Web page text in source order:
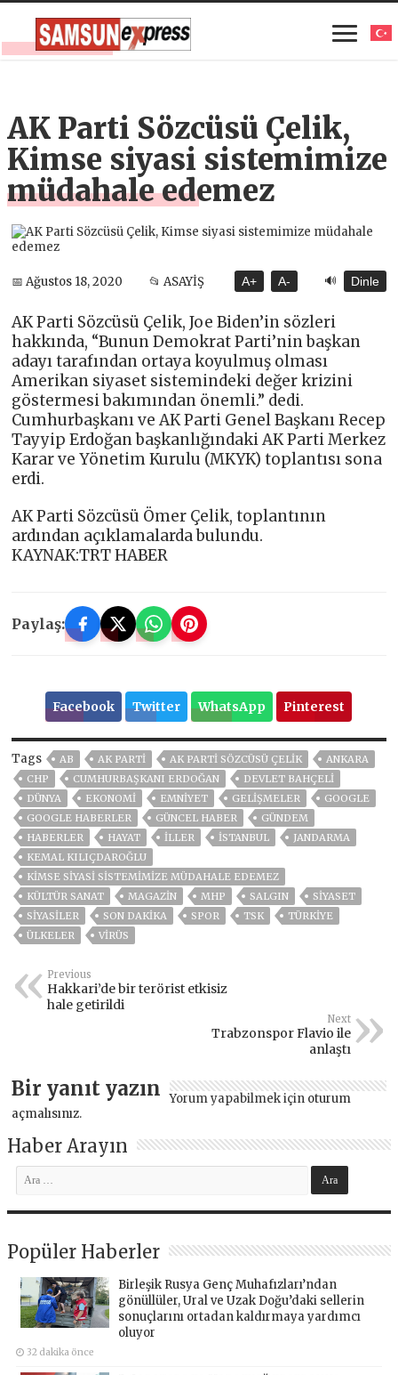
AK Parti Sözcüsü Çelik,
Kimse siyasi sistemimize
müdahale edemez
📅 Ağustos 18, 2020 📂 ASAYİŞ A+ A- 🔊 Dinle
AK Parti Sözcüsü Çelik, Joe Biden’in sözleri
hakkında, “Bunun Demokrat Parti’nin başkan
adayı tarafından ortaya koyulmuş olması
Amerikan siyaset sistemindeki değer krizini
göstermesi bakımından önemli.” dedi.
Cumhurbaşkanı ve AK Parti Genel Başkanı Recep
Tayyip Erdoğan başkanlığındaki AK Parti Merkez
Karar ve Yönetim Kurulu (MKYK) toplantısı sona
erdi.
AK Parti Sözcüsü Ömer Çelik, toplantının
ardından açıklamalarda bulundu.
KAYNAK:TRT HABER
Paylaş:
Facebook Twitter WhatsApp Pinterest
Tags AB AK PARTİ AK PARTI SÖZCÜSÜ ÇELIK
ANKARA
CHP
CUMHURBAŞKANI ERDOĞAN
DEVLET BAHÇELİ
DÜNYA
EKONOMİ EMNİYET GELIŞMELER
GOOGLE
GOOGLE HABERLER
GÜNCEL HABER
GÜNDEM
HABERLER
HAYAT İLLER ISTANBUL
JANDARMA
KEMAL KILIÇDAROĞLU
KIMSE SIYASI SISTEMIMIZE MÜDAHALE EDEMEZ
KÜLTÜR SANAT
MAGAZİN MHP SALGIN
SİYASET
SİYASİLER
SON DAKIKA SPOR TSK
TÜRKİYE
ÜLKELER
VIRÜS
Previous
Hakkari’de bir terörist etkisiz
hale getirildi
Next
Trabzonspor Flavio ile
anlaştı
Bir yanıt yazın Yorum yapabilmek için oturum
açmalısınız.
Haber Arayın
Popüler Haberler
Birleşik Rusya Genç Muhafızları’ndan
gönüllüler, Ural ve Uzak Doğu’daki sellerin
sonuçlarını ortadan kaldırmaya yardımcı
oluyor
32 dakika önce